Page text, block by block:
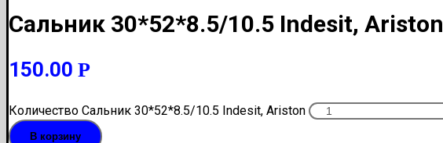
Сальник 30*52*8.5/10.5 Indesit, Ariston
150.00 Р
Количество Сальник 30*52*8.5/10.5 Indesit, Ariston
В корзину